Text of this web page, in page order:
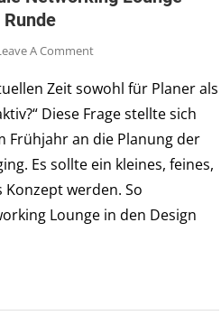
A CommentOn
Fein,
Fokussiert
–
Networking
Lounge
Geht
Zeit sowohl für Planer als
Diese Frage stellte sich
Frühjahr an die Planung der
Es sollte ein kleines, feines,
werden. So
Lounge in den Design